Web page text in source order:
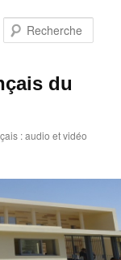
du
: audio et vidéo